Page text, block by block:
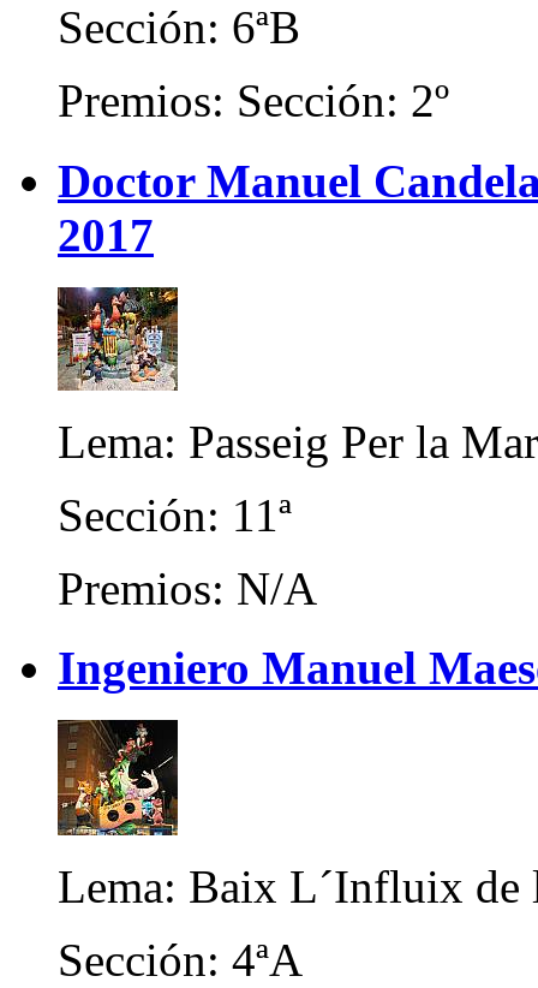
Sección: 6ªB
Premios: Sección: 2º
Doctor Manuel
2017
Lema: Passeig Per la Mar
Sección: 11ª
Premios: N/A
Ingeniero Manuel
Lema: Baix L´Influix de
Sección: 4ªA